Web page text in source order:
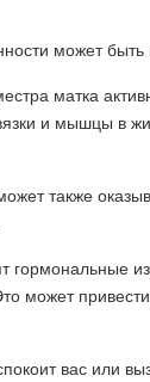
может
матка
и мышцы в
также
может
вас или